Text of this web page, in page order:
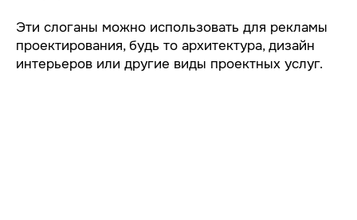
Эти слоганы можно использовать для рекламы
проектирования, будь то архитектура, дизайн
интерьеров или другие виды проектных услуг.